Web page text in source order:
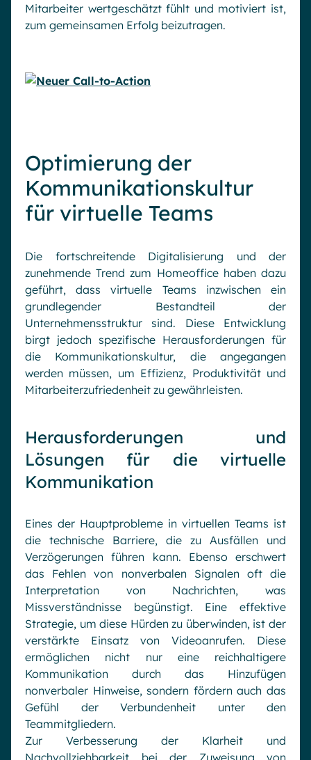
Mitarbeiter wertgeschätzt fühlt und motiviert ist,
zum gemeinsamen Erfolg beizutragen.
Optimierung der
Kommunikationskultur
für virtuelle Teams
Die fortschreitende Digitalisierung und der
zunehmende Trend zum Homeoffice haben dazu
geführt, dass virtuelle Teams inzwischen ein
grundlegender Bestandteil der
Unternehmensstruktur sind. Diese Entwicklung
birgt jedoch spezifische Herausforderungen für
die Kommunikationskultur, die angegangen
werden müssen, um Effizienz, Produktivität und
Mitarbeiterzufriedenheit zu gewährleisten.
Herausforderungen und
Lösungen für die virtuelle
Kommunikation
Eines der Hauptprobleme in virtuellen Teams ist
die technische Barriere, die zu Ausfällen und
Verzögerungen führen kann. Ebenso erschwert
das Fehlen von nonverbalen Signalen oft die
Interpretation von Nachrichten, was
Missverständnisse begünstigt. Eine effektive
Strategie, um diese Hürden zu überwinden, ist der
verstärkte Einsatz von Videoanrufen. Diese
ermöglichen nicht nur eine reichhaltigere
Kommunikation durch das Hinzufügen
nonverbaler Hinweise, sondern fördern auch das
Gefühl der Verbundenheit unter den
Teammitgliedern.
Zur Verbesserung der Klarheit und
Nachvollziehbarkeit bei der Zuweisung von